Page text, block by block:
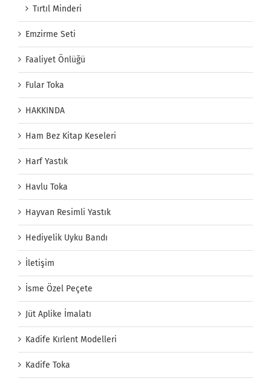
Tırtıl Minderi
Emzirme Seti
Faaliyet Önlüğü
Fular Toka
HAKKINDA
Ham Bez Kitap Keseleri
Harf Yastık
Havlu Toka
Hayvan Resimli Yastık
Hediyelik Uyku Bandı
İletişim
İsme Özel Peçete
Jüt Aplike İmalatı
Kadife Kırlent Modelleri
Kadife Toka